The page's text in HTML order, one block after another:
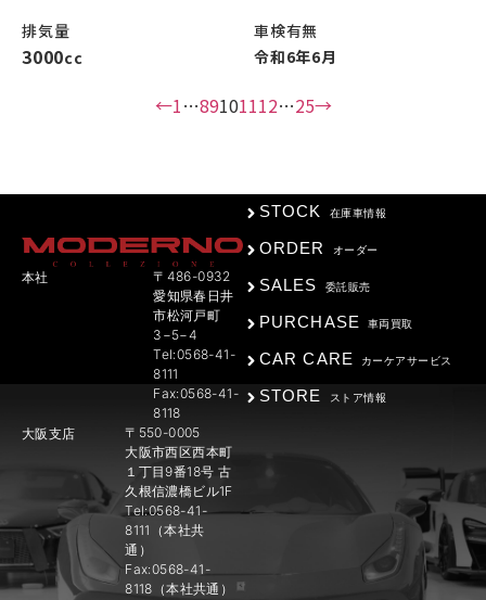
排気量
3000cc
車検有無
令和6年6月
←1…89101112…25→
本社
〒486-0932
愛知県春日井
市松河戸町
3−5−4
Tel:0568-41-
8111
Fax:0568-41-
8118
大阪支店
〒550-0005
大阪市西区西本町
１丁目9番18号 古
久根信濃橋ビル1F
Tel:0568-41-
8111（本社共
通）
Fax:0568-41-
8118（本社共通）
STOCK 在庫車情報
ORDER オーダー
SALES 委託販売
PURCHASE 車両買取
CAR CARE カーケアサービス
STORE ストア情報